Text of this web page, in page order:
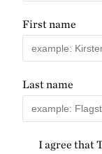
First name
Last name
I agree that